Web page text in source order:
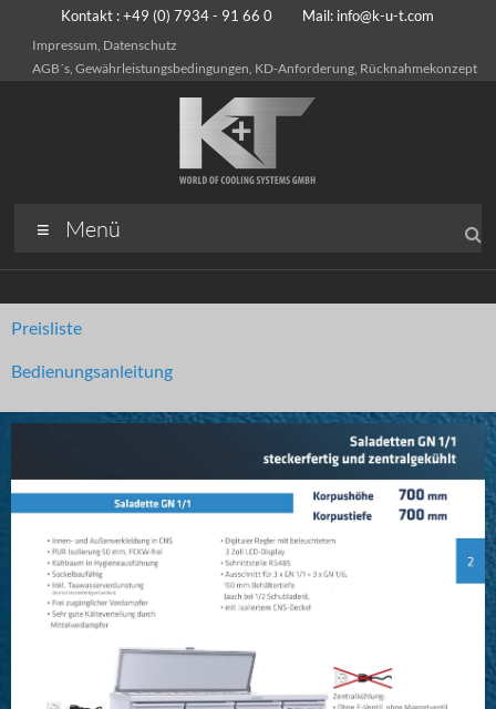
Kontakt : +49 (0) 7934 - 91 66 0 Mail: info@k-u-t.com
Impressum, Datenschutz
AGB´s, Gewährleistungsbedingungen, KD-Anforderung, Rücknahmekonzept
Menü
Preisliste
Bedienungsanleitung